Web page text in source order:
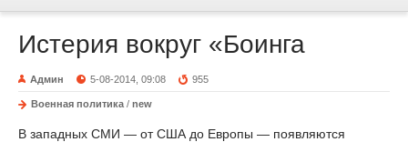
Истерия вокруг «Боинга
Админ 5-08-2014, 09:08 955
Военная политика / new
В западных СМИ — от США до Европы — появляются